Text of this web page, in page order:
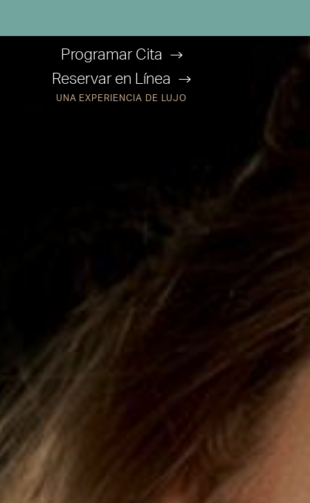
Programar Cita
Reservar en Línea
UNA EXPERIENCIA DE LUJO